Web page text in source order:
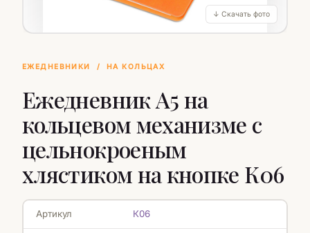
↓ Скачать фото
ЕЖЕДНЕВНИКИ / НА КОЛЬЦАХ
Ежедневник А5 на
кольцевом механизме с
цельнокроеным
хлястиком на кнопке К06
Артикул К06